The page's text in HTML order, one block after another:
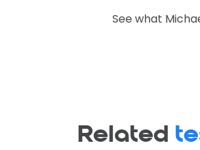
See what
Related